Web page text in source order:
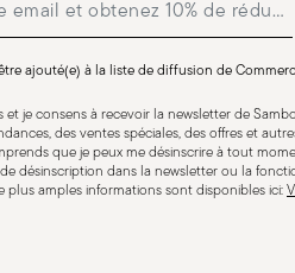
Compatible avec
mauvaise utilisation des
ajouté(e) à la liste de diffusion de
et je consens à recevoir la newsletter de
des ventes spéciales, des offres et
que je peux me désinscrire à tout
désinscription dans la newsletter ou la
plus amples informations sont disponibles ici: